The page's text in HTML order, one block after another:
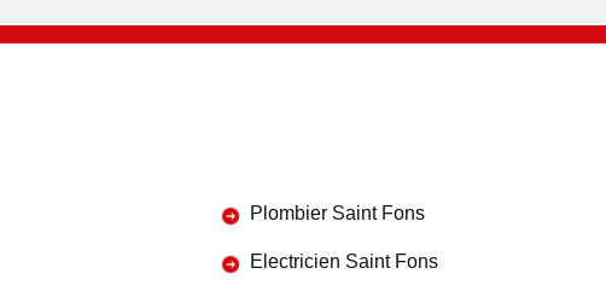
Plombier Saint Fons
Electricien Saint Fons